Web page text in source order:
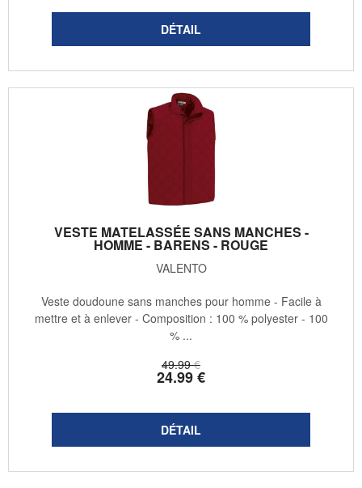
VESTE MATELASSÉE SANS MANCHES -
HOMME - BARENS - ROUGE
VALENTO
49.99 €
24.99€
Veste doudoune sans manches pour homme - Facile à
mettre et à enlever - Composition : 100 % polyester - 100
% ...